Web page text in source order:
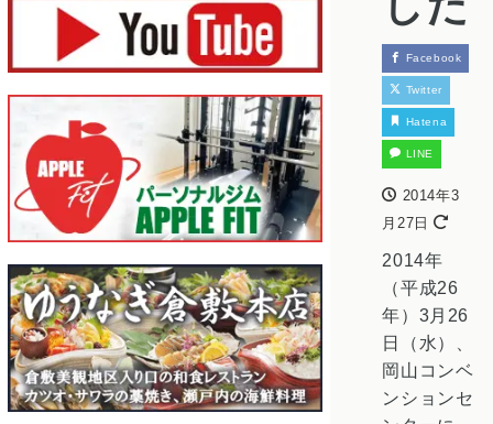
Facebook
Twitter
Hatena
LINE
2014年3
月27日
2014年
（平成26
年）3月26
日（水）、
岡山コンベ
ンションセ